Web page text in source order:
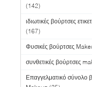
(142)
ιδιωτικές βούρτσες
(167)
Φυσικές βούρτσες
συνθετικές βούρτσες
Επαγγελματικό σύνολο